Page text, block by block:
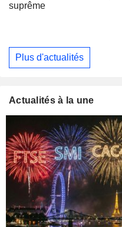
suprême
Plus d'actualités
Actualités à la une